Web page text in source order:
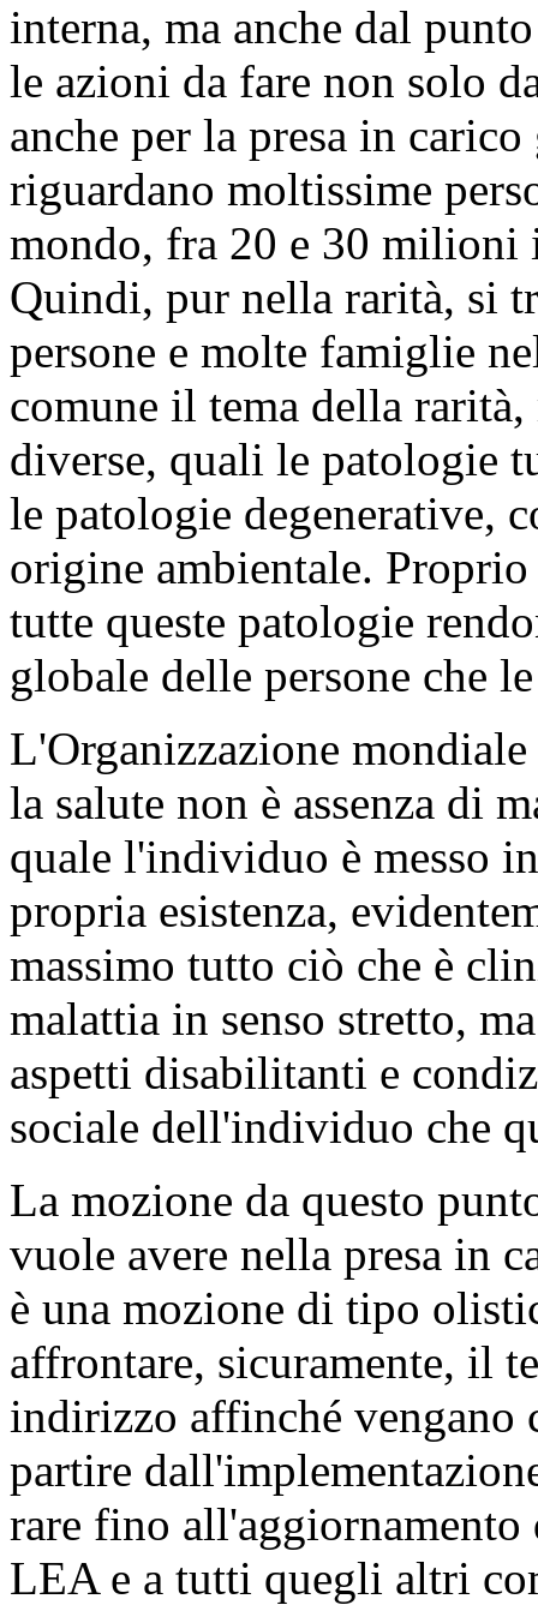
interna, ma anche dal
le azioni da fare non solo
anche per la presa in
riguardano moltissime
mondo, fra 20 e 30
Quindi, pur nella rarità, si
persone e molte famiglie
comune il tema della
diverse, quali le patologie
le patologie degenerative,
origine ambientale.
tutte queste patologie
globale delle persone che
L'Organizzazione
la salute non è assenza di
quale l'individuo è messo
propria esistenza,
massimo tutto ciò che è
malattia in senso stretto,
aspetti disabilitanti e
sociale dell'individuo che
La mozione da questo
vuole avere nella presa in
è una mozione di tipo
affrontare, sicuramente, il
indirizzo affinché vengano
partire
rare fino
LEA e a tutti quegli altri